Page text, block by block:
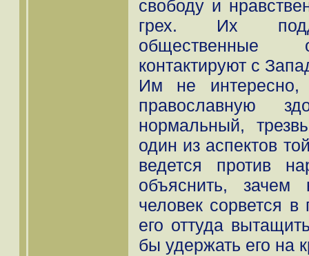
свободу и
грех. Их
общественные
контактируют с
Им не
православную
нормальный,
один из аспектов
ведется против
объяснить, зачем
человек сорвется в
его оттуда
бы удержать его на